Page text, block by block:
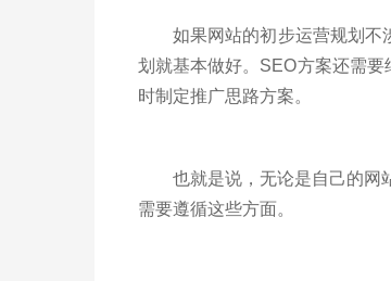
如果网站的初步运营规划不涉
划就基本做好。SEO方案还需
时制定推广思路方案。
也就是说，无论是自己的网站
需要遵循这些方面。